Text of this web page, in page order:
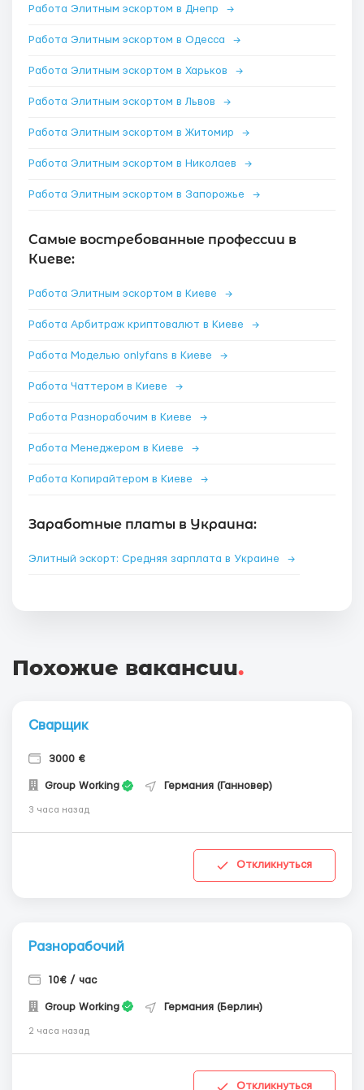
Работа Элитным эскортом в Днепр →
Работа Элитным эскортом в Одесса →
Работа Элитным эскортом в Харьков →
Работа Элитным эскортом в Львов →
Работа Элитным эскортом в Житомир →
Работа Элитным эскортом в Николаев →
Работа Элитным эскортом в Запорожье →
Самые востребованные профессии в
Киеве:
Работа Элитным эскортом в Киеве →
Работа Арбитраж криптовалют в Киеве →
Работа Моделью onlyfans в Киеве →
Работа Чаттером в Киеве →
Работа Разнорабочим в Киеве →
Работа Менеджером в Киеве →
Работа Копирайтером в Киеве →
Заработные платы в Украина:
Элитный эскорт: Средняя зарплата в Украине →
Похожие вакансии.
Сварщик
3000 €
Group Working Германия (Ганновер)
3 часа назад
Откликнуться
Разнорабочий
10€ / час
Group Working Германия (Берлин)
2 часа назад
Откликнуться